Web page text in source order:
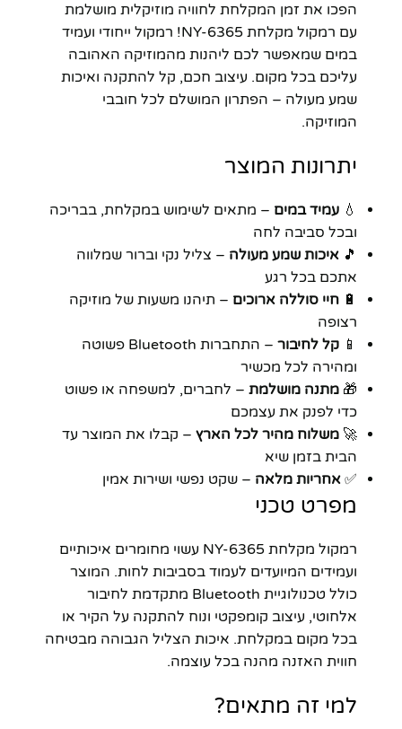
הפכו את זמן המקלחת לחוויה מוזיקלית מושלמת
עם רמקול מקלחת NY-6365! רמקול ייחודי ועמיד
במים שמאפשר לכם ליהנות מהמוזיקה האהובה
עליכם בכל מקום. עיצוב חכם, קל להתקנה ואיכות
שמע מעולה – הפתרון המושלם לכל חובבי
המוזיקה.
יתרונות המוצר
💧 עמיד במים – מתאים לשימוש במקלחת, בבריכה
ובכל סביבה לחה
🎵 איכות שמע מעולה – צליל נקי וברור שמלווה
אתכם בכל רגע
🔋 חיי סוללה ארוכים – תיהנו משעות של מוזיקה
רצופה
📱 קל לחיבור
– התחברות Bluetooth פשוטה
ומהירה לכל מכשיר
🎁 מתנה מושלמת – לחברים, למשפחה או פשוט
כדי לפנק את עצמכם
🚀 משלוח מהיר לכל הארץ – קבלו את המוצר עד
הבית בזמן שיא
✅ אחריות מלאה – שקט נפשי ושירות אמין
מפרט טכני
רמקול מקלחת NY-6365 עשוי מחומרים איכותיים
ועמידים המיועדים לעמוד בסביבות לחות. המוצר
כולל טכנולוגיית Bluetooth מתקדמת לחיבור
אלחוטי, עיצוב קומפקטי ונוח להתקנה על הקיר או
בכל מקום במקלחת. איכות הצליל הגבוהה מבטיחה
חווית האזנה מהנה בכל עוצמה.
למי זה מתאים?